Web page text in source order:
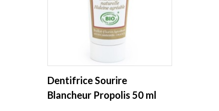
Dentifrice Sourire
Blancheur Propolis 50 ml